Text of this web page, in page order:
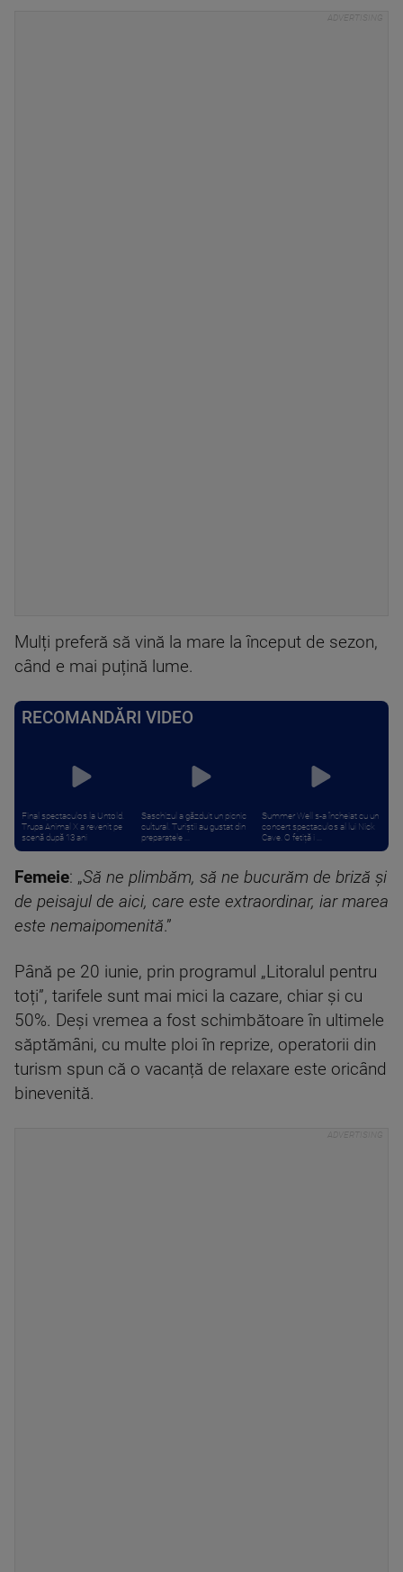
Mulți preferă să vină la mare la început de sezon,
când e mai puțină lume.
RECOMANDĂRI VIDEO
Final spectaculos la Untold.
Trupa Animal X a revenit pe
scenă după 13 ani
Saschizul a găzduit un picnic
cultural. Turiștii au gustat din
preparatele ...
Summer Well s-a încheiat cu un
concert spectaculos al lui Nick
Cave. O fetiță i ...
Femeie: „Să ne plimbăm, să ne bucurăm de briză și
de peisajul de aici, care este extraordinar, iar marea
este nemaipomenită.”
Până pe 20 iunie, prin programul „Litoralul pentru
toți”, tarifele sunt mai mici la cazare, chiar și cu
50%. Deși vremea a fost schimbătoare în ultimele
săptămâni, cu multe ploi în reprize, operatorii din
turism spun că o vacanță de relaxare este oricând
binevenită.